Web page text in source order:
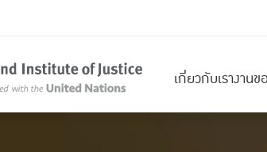
เกี่ยวกับเรางานข